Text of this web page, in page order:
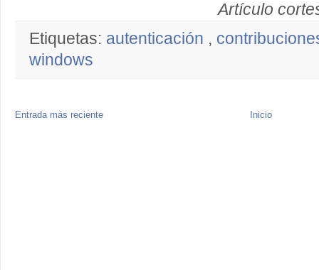
Artículo
Etiquetas: autenticación ,
windows
Entrada más reciente Inicio